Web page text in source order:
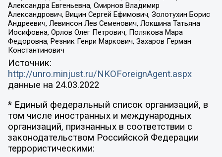
Александра Евгеньевна, Смирнов Владимир
Александрович, Вицин Сергей Ефимович, Золотухин Борис
Андреевич, Левинсон Лев Семенович, Локшина Татьяна
Иосифовна, Орлов Олег Петрович, Полякова Мара
Федоровна, Резник Генри Маркович, Захаров Герман
Константинович
Источник:
http://unro.minjust.ru/NKOForeignAgent.aspx
данные на 24.03.2022
* Единый федеральный список организаций, в
том числе иностранных и международных
организаций, признанных в соответствии с
законодательством Российской Федерации
террористическими: